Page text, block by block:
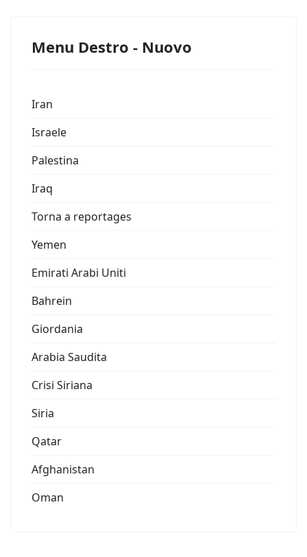
Menu Destro - Nuovo
Iran
Israele
Palestina
Iraq
Torna a reportages
Yemen
Emirati Arabi Uniti
Bahrein
Giordania
Arabia Saudita
Crisi Siriana
Siria
Qatar
Afghanistan
Oman